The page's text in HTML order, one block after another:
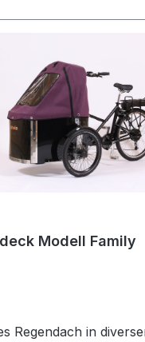
Modell Family
Regendach in